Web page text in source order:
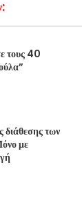
τους 40
διάθεσης των
με